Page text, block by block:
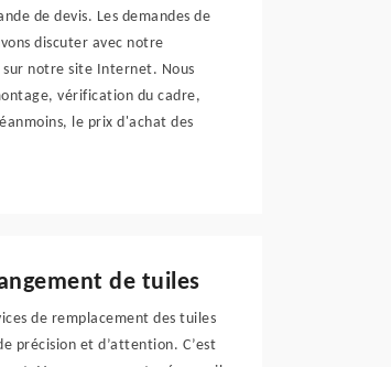
de devis. Les demandes de
discuter avec notre
sur notre site Internet. Nous
vérification du cadre,
le prix d'achat des
de tuiles
de remplacement des tuiles
précision et d’attention. C’est